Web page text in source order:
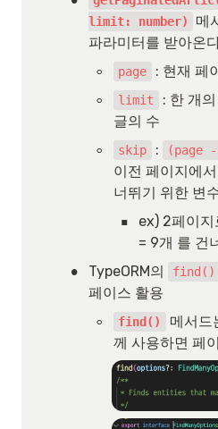
limit: number)
메
파라미터를 받아온
◦ page : 현재 페
◦ limit
: 한 개
글의 수
◦ skip :
이전 페이지에
너뛰기 위한 변
▪
ex) 2페이지
= 9개 를 건
• TypeORM의 find()
페이스 활용
◦ find() 메서드
께 사용하면 페